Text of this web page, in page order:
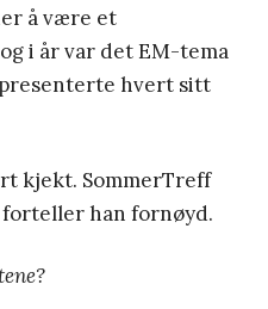
å være et
i år var det EM-tema
hvert sitt
kjekt. SommerTreff
han fornøyd.